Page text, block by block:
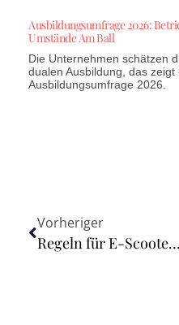
Ausbildungsumfrage 2026:
Umstände Am Ball
Die Unternehmen schätzen
dualen Ausbildung, das
Ausbildungsumfrage 2026.
Vorheriger
Regeln für E-Scooter verschärft